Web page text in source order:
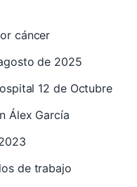
cáncer
de 2025
12 de Octubre
Álex García
de trabajo